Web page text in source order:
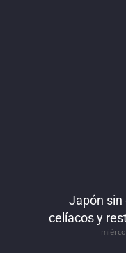
Japón sin
celíacos y